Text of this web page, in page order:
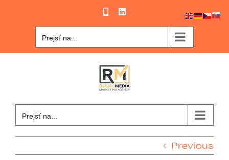
PhoneLinkedIn
Prejsť na...
Prejsť na...
Previous